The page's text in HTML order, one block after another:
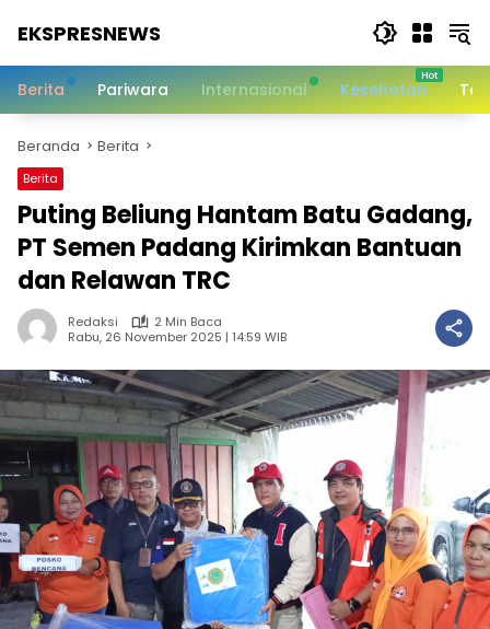
EKSPRESNEWS
Dalam
Berita Pariwara Internasional Kesehatan
Beranda Berita
Berita
Puting Beliung Hantam Batu Gadang,
PT Semen Padang Kirimkan Bantuan
dan Relawan TRC
Redaksi
2 Min Baca
Rabu, 26 November 2025 | 14:59 WIB